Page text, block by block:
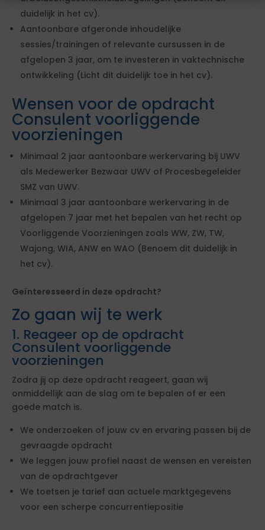
duidelijk in het cv).
Aantoonbare afgeronde inhoudelijke
sessies/trainingen of relevante cursussen in de
afgelopen 3 jaar, om te investeren in vaktechnische
ontwikkeling (Licht dit duidelijk toe in het cv).
Wensen voor de opdracht
Consulent voorliggende
voorzieningen
Minimaal 2 jaar aantoonbare werkervaring bij UWV
als Medewerker Bezwaar UWV of Procesbegeleider
SMZ van UWV.
Minimaal 3 jaar aantoonbare werkervaring in de
afgelopen 7 jaar met het bepalen van het recht op
Voorliggende Voorzieningen zoals WW, ZW, TW,
Wajong, WIA, ANW en WAO (Benoem dit duidelijk in
het cv).
Geïnteresseerd in deze opdracht?
Zo gaan wij te werk
1. Reageer op de opdracht
Consulent voorliggende
voorzieningen
Zodra jij op deze opdracht reageert, gaan wij
onmiddellijk aan de slag om te bepalen of er een
goede match is.
We onderzoeken of jouw cv en ervaring passen bij de
gevraagde opdracht
We leggen jouw profiel naast de wensen en vereisten
van de opdrachtgever
We toetsen je tarief aan actuele marktgegevens
voor een scherpe concurrentiepositie